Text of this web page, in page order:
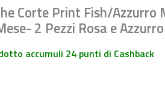
Corte Print Fish/Azzurro
2 Pezzi Rosa e Azzurro
accumuli 24 punti di Cashback